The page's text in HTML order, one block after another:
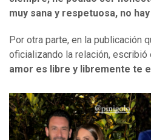
muy sana y respetuosa, no
Por otra parte, en la publicación
oficializando la relación, escribió
amor es libre y libremente te